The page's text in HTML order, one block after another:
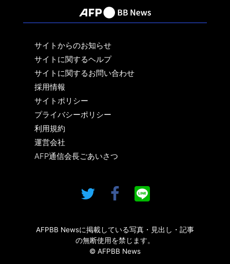
サイトからのお知らせ
サイトに関するヘルプ
サイトに関するお問い合わせ
採用情報
サイトポリシー
プライバシーポリシー
利用規約
運営会社
AFP通信会長ごあいさつ
AFPBB Newsに掲載している写真・見出し・記事
の無断使用を禁じます。
© AFPBB News